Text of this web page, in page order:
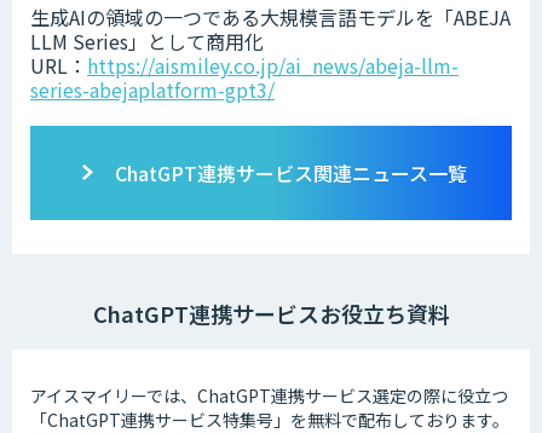
生成AIの領域の一つである大規模言語モデルを「ABEJA
LLM Series」として商用化
URL： https://aismiley.co.jp/ai_news/abeja-llm-
series-abejaplatform-gpt3/
ChatGPT連携サービス関連ニュース一覧
ChatGPT連携サービスお役立ち資料
アイスマイリーでは、ChatGPT連携サービス選定の際に役立つ
「ChatGPT連携サービス特集号」を無料で配布しております。